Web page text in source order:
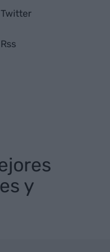
Twitter
Rss
y